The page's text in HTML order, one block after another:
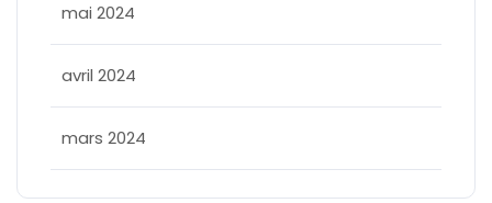
mai 2024
avril 2024
mars 2024